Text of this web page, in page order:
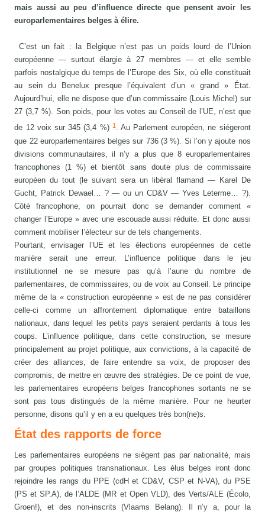
mais aussi au peu d’influence directe que pensent avoir les
europarlementaires belges à élire.
C’est un fait : la Belgique n’est pas un poids lourd de l’Union
européenne — surtout élargie à 27 membres — et elle semble
parfois nostalgique du temps de l’Europe des Six, où elle constituait
au sein du Benelux presque l’équivalent d’un « grand » État.
Aujourd’hui, elle ne dispose que d’un commissaire (Louis Michel) sur
27 (3,7 %). Son poids, pour les votes au Conseil de l’UE, n’est que
de 12 voix sur 345 (3,4 %) 1. Au Parlement européen, ne siégeront
que 22 europarlementaires belges sur 736 (3 %). Si l’on y ajoute nos
divisions communautaires, il n’y a plus que 8 europarlementaires
francophones (1 %) et bientôt sans doute plus de commissaire
européen du tout (le suivant sera un libéral flamand — Karel De
Gucht, Patrick Dewael… ? — ou un CD&V — Yves Leterme… ?).
Côté francophone, on pourrait donc se demander comment «
changer l’Europe » avec une escouade aussi réduite. Et donc aussi
comment mobiliser l’électeur sur de tels changements.
Pourtant, envisager l’UE et les élections européennes de cette
manière serait une erreur. L’influence politique dans le jeu
institutionnel ne se mesure pas qu’à l’aune du nombre de
parlementaires, de commissaires, ou de voix au Conseil. Le principe
même de la « construction européenne » est de ne pas considérer
celle-ci comme un affrontement diplomatique entre bataillons
nationaux, dans lequel les petits pays seraient perdants à tous les
coups. L’influence politique, dans cette construction, se mesure
principalement au projet politique, aux convictions, à la capacité de
créer des alliances, de faire entendre sa voix, de proposer des
compromis, de mettre en œuvre des stratégies. De ce point de vue,
les parlementaires européens belges francophones sortants ne se
sont pas tous distingués de la même manière. Pour ne heurter
personne, disons qu’il y en a eu quelques très bon(ne)s.
État des rapports de force
Les parlementaires européens ne siègent pas par nationalité, mais
par groupes politiques transnationaux. Les élus belges iront donc
rejoindre les rangs du PPE (cdH et CD&V, CSP et N-VA), du PSE
(PS et SP.A), de l’ALDE (MR et Open VLD), des Verts/ALE (Écolo,
Groen!), et des non-inscrits (Vlaams Belang). Il n’y a, pour la